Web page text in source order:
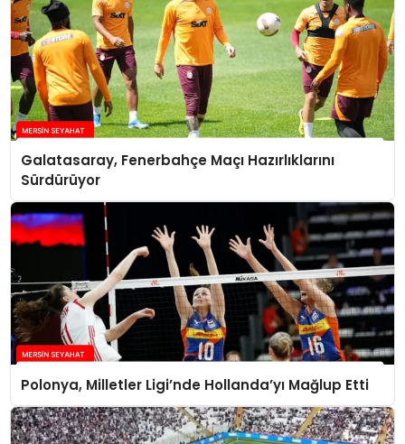
Galatasaray, Fenerbahçe Maçı Hazırlıklarını
Sürdürüyor
Polonya, Milletler Ligi’nde Hollanda’yı Mağlup Etti